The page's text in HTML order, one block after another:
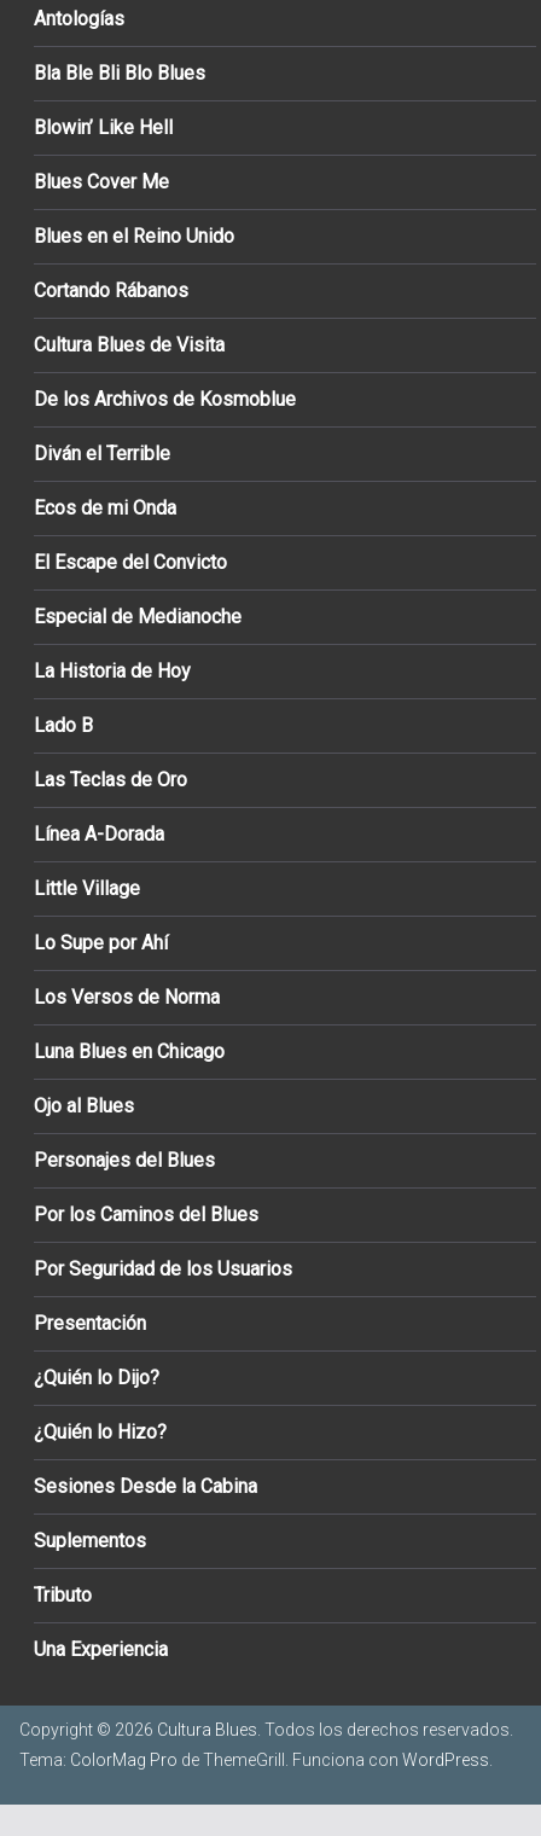
Antologías
Bla Ble Bli Blo Blues
Blowin’ Like Hell
Blues Cover Me
Blues en el Reino Unido
Cortando Rábanos
Cultura Blues de Visita
De los Archivos de Kosmoblue
Diván el Terrible
Ecos de mi Onda
El Escape del Convicto
Especial de Medianoche
La Historia de Hoy
Lado B
Las Teclas de Oro
Línea A-Dorada
Little Village
Lo Supe por Ahí
Los Versos de Norma
Luna Blues en Chicago
Ojo al Blues
Personajes del Blues
Por los Caminos del Blues
Por Seguridad de los Usuarios
Presentación
¿Quién lo Dijo?
¿Quién lo Hizo?
Sesiones Desde la Cabina
Suplementos
Tributo
Una Experiencia
Copyright © 2026 Cultura Blues . Todos los derechos reservados.
Tema: ColorMag Pro de ThemeGrill. Funciona con WordPress